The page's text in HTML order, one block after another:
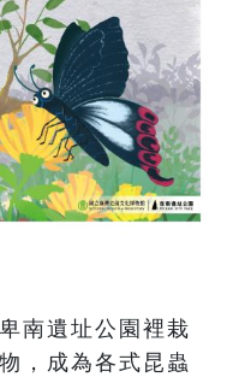
南遺址公園裡栽
，成為各式昆蟲